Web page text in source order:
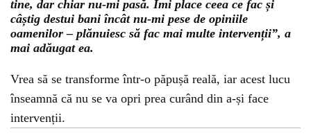
tine, dar chiar nu-mi pasă. Îmi place ceea ce fac și
câștig destui bani încât nu-mi pese de opiniile
oamenilor – plănuiesc să fac mai multe intervenții”, a
mai adăugat ea.
Vrea să se transforme într-o păpușă reală, iar acest lucu
înseamnă că nu se va opri prea curând din a-și face
intervenții.